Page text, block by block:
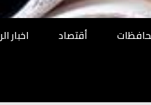
أقتصاد اخبار